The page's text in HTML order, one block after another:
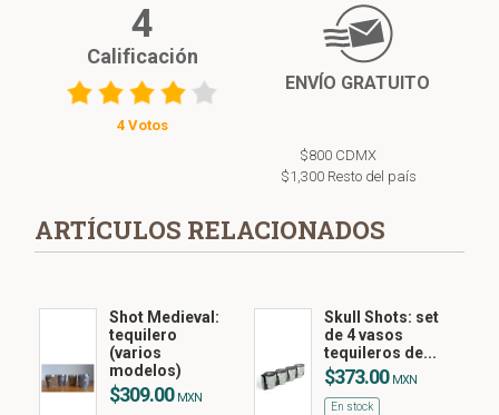
4
Calificación
4 Votos
ENVÍO GRATUITO
$800 CDMX
$1,300 Resto del país
ARTÍCULOS RELACIONADOS
Shot Medieval:
tequilero
(varios
modelos)
$309.00 MXN
Skull Shots: set
de 4 vasos
tequileros de...
$373.00 MXN
En stock